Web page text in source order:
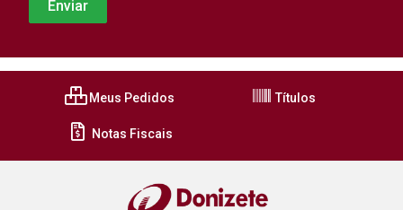
Meus Pedidos Títulos
Notas Fiscais